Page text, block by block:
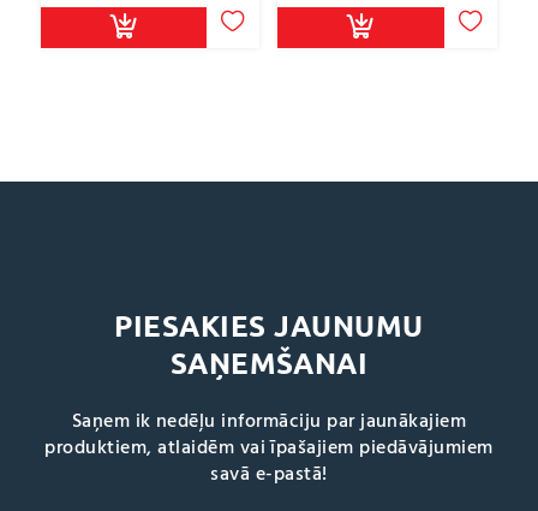
PIESAKIES JAUNUMU
SAŅEMŠANAI
Saņem ik nedēļu informāciju par jaunākajiem
produktiem, atlaidēm vai īpašajiem piedāvājumiem
savā e-pastā!